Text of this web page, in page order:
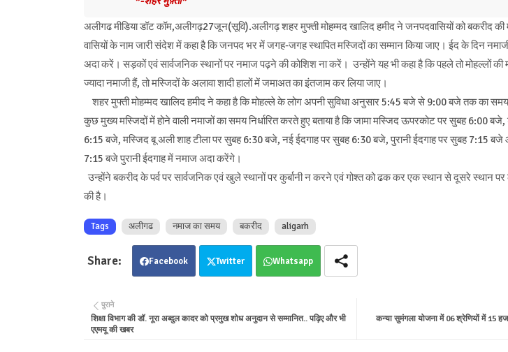
अलीगढ मीडिया डॉट कॉम,अलीगढ़27जून(सूवि).अलीगढ़ शहर मुफ्ती मोहम्मद खालिद हमीद ने जनपदवासियों को बकरीद की
वासियों के नाम जारी संदेश में कहा है कि जनपद भर में जगह-जगह स्थापित मस्जिदों का सम्मान किया जाए। ईद के दिन
अदा करें। सड़कों एवं सार्वजनिक स्थानों पर नमाज पढ़ने की कोशिश ना करें। उन्होंने यह भी कहा है कि पहले तो मोहल्लों की
ज्यादा नमाजी हैं, तो मस्जिदों के अलावा शादी हालों में जमाअत का इंतजाम कर लिया जाए।
शहर मुफ्ती मोहम्मद खालिद हमीद ने कहा है कि मोहल्ले के लोग अपनी सुविधा अनुसार 5:45 बजे से 9:00 बजे तक का समय
कुछ मुख्य मस्जिदों में होने वाली नमाजों का समय निर्धारित करते हुए बताया है कि जामा मस्जिद ऊपरकोट पर सुबह 6:00
6:15 बजे, मस्जिद बू अली शाह टीला पर सुबह 6:30 बजे, नई ईदगाह पर सुबह 6:30 बजे, पुरानी ईदगाह पर सुबह 7:15 बजे
7:15 बजे पुरानी ईदगाह में नमाज अदा करेंगे।
उन्होंने बकरीद के पर्व पर सार्वजनिक एवं खुले स्थानों पर कुर्बानी न करने एवं गोश्त को ढक कर एक स्थान से दूसरे स्थान
की है।
Tags अलीगढ नमाज का समय बकरीद aligarh
Facebook Twitter Whatsapp
कन्या सुमंगला योजना में 06 श्रेणियों में 15
पुराने
शिक्षा विभाग की डॉ. नूरा अब्दुल कादर को प्रमुख शोध अनुदान से सम्मानित.. पढ़िए और भी
एएमयू की खबर